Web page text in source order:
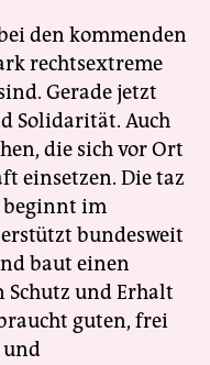
den kommenden
rechtsextreme
Gerade jetzt
Solidarität. Auch
die sich vor Ort
einsetzen. Die taz
beginnt im
bundesweit
baut einen
Schutz und Erhalt
guten, frei
und